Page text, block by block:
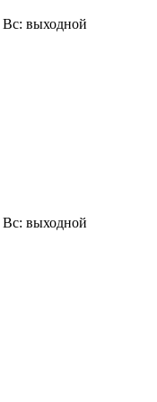
Вс: выходной
Вс: выходной